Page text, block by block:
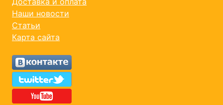
Наши новости
Статьи
Карта сайта